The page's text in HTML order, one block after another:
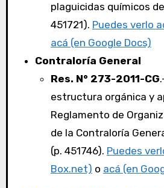
plaguicidas químicos
451721). Puedes verlo
acá (en Google Docs)
Contraloría General
Res. N° 273-2011-CG
estructura orgánica y
Reglamento de
de la Contraloría
(p. 451746). Puedes
Box.net) o acá (en